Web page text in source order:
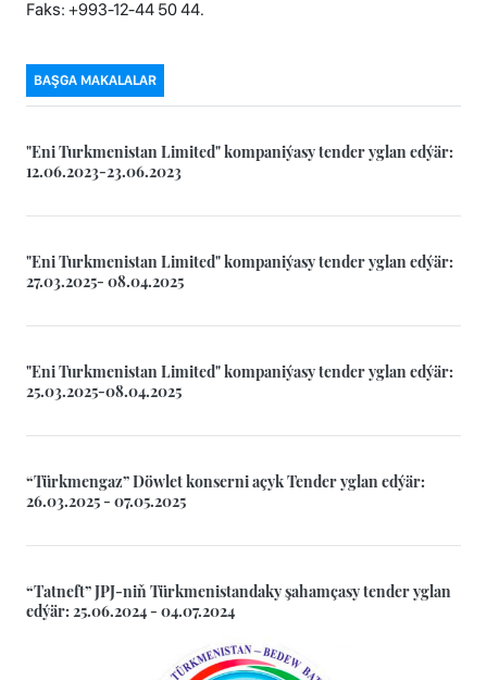
Faks: +993-12-44 50 44.
BAŞGA MAKALALAR
"Eni Turkmenistan Limited" kompaniýasy tender yglan edýär:
12.06.2023-23.06.2023
"Eni Turkmenistan Limited" kompaniýasy tender yglan edýär:
27.03.2025- 08.04.2025
"Eni Turkmenistan Limited" kompaniýasy tender yglan edýär:
25.03.2025-08.04.2025
“Türkmengaz” Döwlet konserni açyk Tender yglan edýär:
26.03.2025 - 07.05.2025
“Tatneft” JPJ-niň Türkmenistandaky şahamçasy tender yglan
edýär: 25.06.2024 - 04.07.2024